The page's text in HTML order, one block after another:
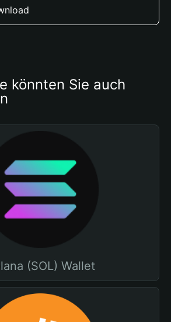
könnten Sie auch
(SOL) Wallet